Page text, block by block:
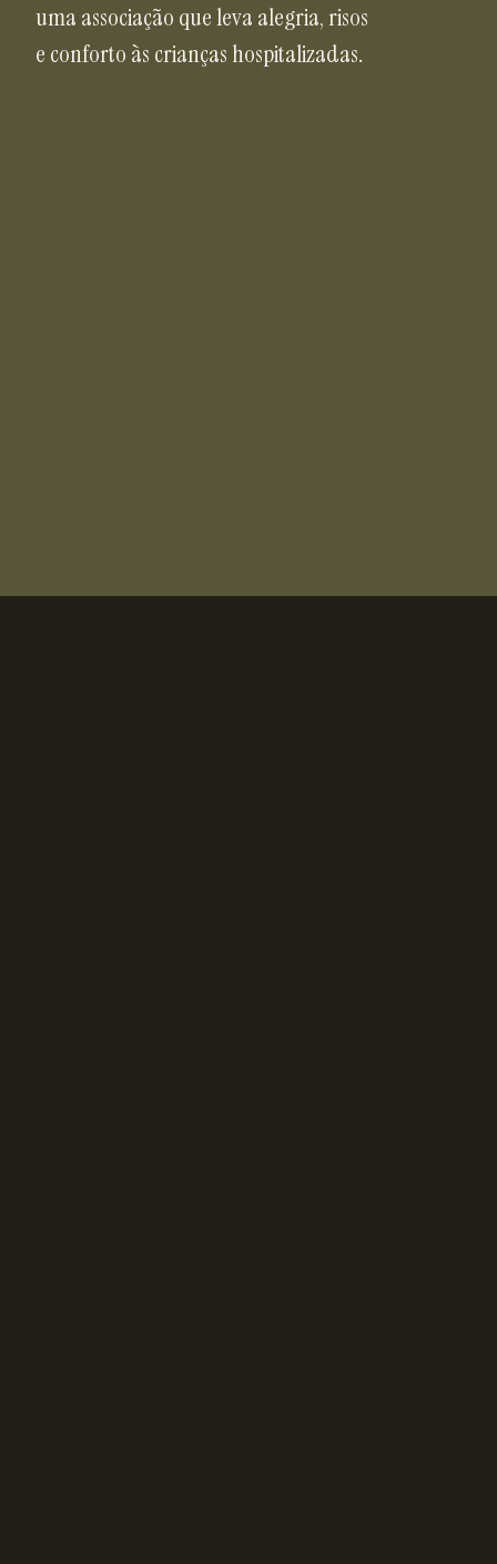
uma associação que leva alegria, risos
e conforto às crianças hospitalizadas.